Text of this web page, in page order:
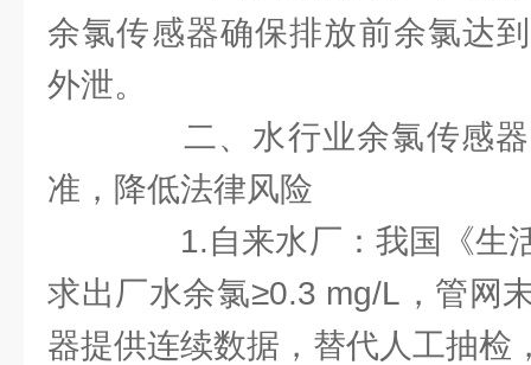
余氯传感器确保排放前余氯达
外泄。
二、水行业余氯传感器
准，降低法律风险
1.自来水厂：我国《生
求出厂水余氯≥0.3 mg/L，管网
器提供连续数据，替代人工抽检